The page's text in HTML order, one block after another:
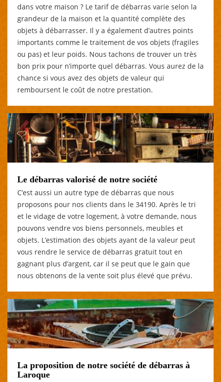
dans votre maison ? Le tarif de débarras varie selon la
grandeur de la maison et la quantité complète des
objets à débarrasser. Il y a également d’autres points
importants comme le traitement de vos objets (fragiles
ou pas) et leur poids. Nous tachons de trouver un très
bon prix pour n’importe quel débarras. Vous aurez de la
chance si vous avez des objets de valeur qui
remboursent le coût de notre prestation.
Le débarras valorisé de notre société
C’est aussi un autre type de débarras que nous
proposons pour nos clients dans le 34190. Après le tri
et le vidage de votre logement, à votre demande, nous
pouvons vendre vos biens personnels, meubles et
objets. L’estimation des objets ayant de la valeur peut
vous rendre le service de débarras gratuit tout en
gagnant plus d’argent, car il se peut que le gain que
nous obtenons de la vente soit plus élevé que prévu.
La proposition de notre société de débarras à
Laroque